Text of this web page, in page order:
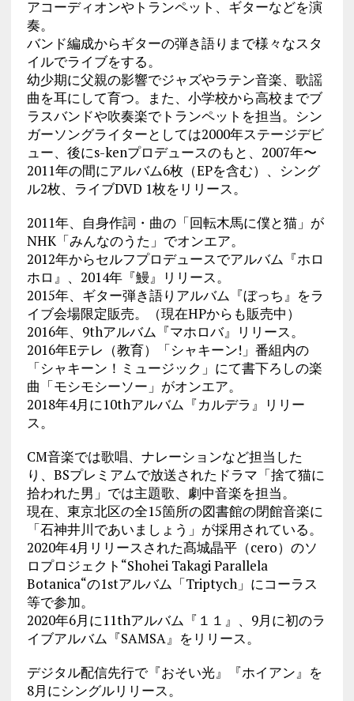
アコーディオンやトランペット、 ギターなどを演
奏。
バンド編成からギターの弾き語りまで様々なスタ
イルでライブをする。
幼少期に父親の影響でジャズやラテン音楽、 歌謡
曲を耳にして育つ。また、 小学校から高校までブ
ラスバンドや吹奏楽でトランペットを担当。 シン
ガーソングライターとしては2000年ステージデビ
ュー、 後にs-kenプロデュースのもと、2007年〜
2011年の間にアルバム6枚（EPを含む）、シング
ル2枚、 ライブDVD 1枚をリリース。
2011年、自身作詞・曲の「回転木馬に僕と猫」が
NHK「みんなのうた」でオンエア。
2012年からセルフプロデュースでアルバム『ホロ
ホロ』、 2014年『鰻』リリース。
2015年、ギター弾き語りアルバム『ぼっち』 をラ
イブ会場限定販売。（現在HPからも販売中）
2016年、9thアルバム『マホロバ』リリース。
2016年Eテレ（教育）「シャキーン!」 番組内の
「シャキーン！ミュージック」にて書下ろしの楽
曲「モシモシーソー」 がオンエア。
2018年4月に10thアルバム『カルデラ』リリー
ス。
CM音楽では歌唱、ナレーションなど担当した
り、 BSプレミアムで放送されたドラマ「捨て猫に
拾われた男」 では主題歌、劇中音楽を担当。
現在、東京北区の全15箇所の図書館の閉館音楽に
「石神井川であいましょう」が採用されている。
2020年4月リリースされた髙城晶平（cero）のソ
ロプロジェクト“Shohei Takagi Parallela
Botanica“の1stアルバム「Triptych」にコーラス
等で参加。
2020年6月に11thアルバム『１１』、9月に初のラ
イブアルバム『SAMSA』をリリース。
デジタル配信先行で『おそい光』『ホイアン』を
8月にシングルリリース。